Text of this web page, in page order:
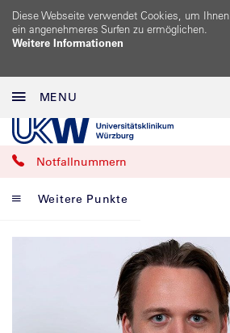
Diese Webseite verwendet Cookies, um Ihnen
ein angenehmeres Surfen zu ermöglichen.
Weitere Informationen
MENU
Notfallnummern
Weitere Punkte